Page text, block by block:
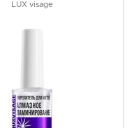
LUX visage